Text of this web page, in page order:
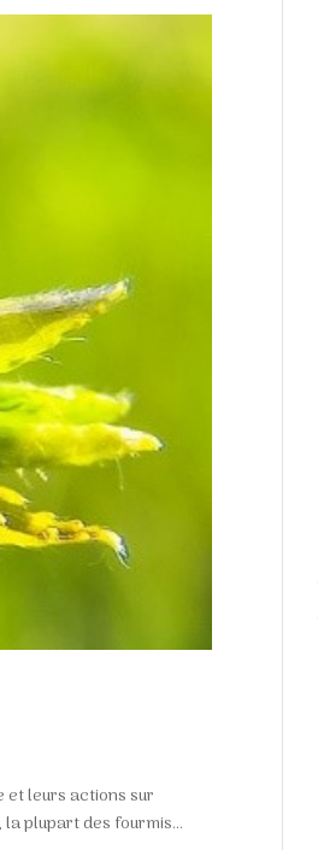
et leurs actions sur
plupart des fourmis...